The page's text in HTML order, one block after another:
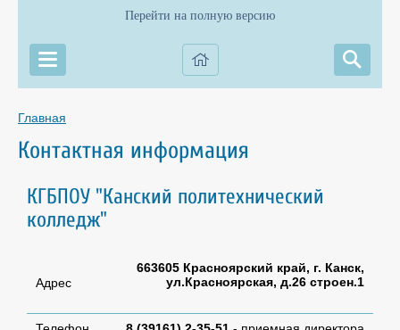
Перейти на полную версию
Главная
Контактная информация
КГБПОУ "Канский политехнический
колледж"
Адрес
663605 Красноярский край, г. Канск,
ул.Красноярская, д.26 строен.1